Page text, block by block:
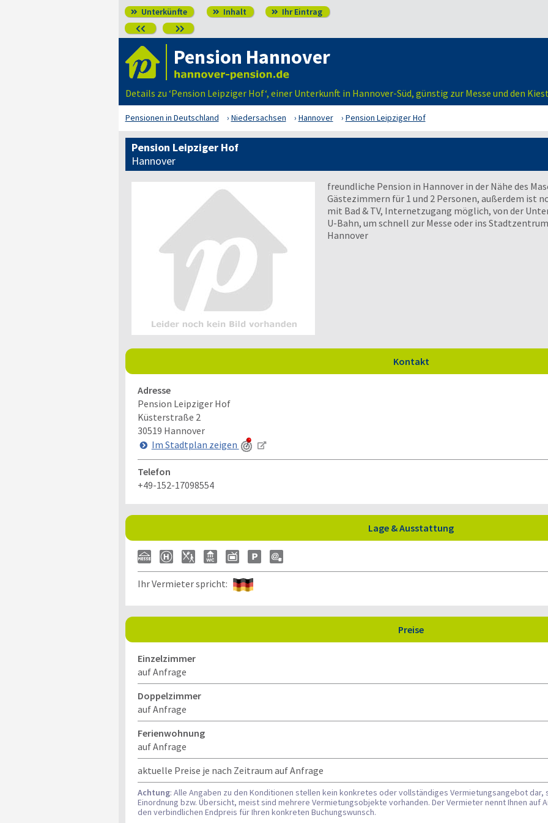
 Unterkünfte  Inhalt  Ihr Eintrag
 
Pension Hannover
Details zu ‘Pension Leipziger Hof‘, einer Unterkunft in Hannover-Süd, günstig zur Messe und den
Pensionen in Deutschland Niedersachsen Hannover Pension Leipziger Hof
Pension Leipziger Hof
Hannover
freundliche Pension in Hannover in der Nähe des
Gästezimmern für 1 und 2 Personen, außerdem ist
mit Bad & TV, Internetzugang möglich, von der
U-Bahn, um schnell zur Messe oder ins
Hannover
Kontakt
Adresse
Pension Leipziger Hof
Küsterstraße 2
30519 Hannover
Im Stadtplan zeigen
Telefon
+49-152-17098554
Lage & Ausstattung
Ihr Vermieter spricht:
Preise
Einzelzimmer
auf Anfrage
Doppelzimmer
auf Anfrage
Ferienwohnung
auf Anfrage
aktuelle Preise je nach Zeitraum auf Anfrage
Achtung: Alle Angaben zu den Konditionen stellen kein konkretes oder vollständiges Vermietungsangebot
Einordnung bzw. Übersicht, meist sind mehrere Vermietungsobjekte vorhanden. Der Vermieter nennt Ihnen auf
den verbindlichen Endpreis für Ihren konkreten Buchungswunsch.